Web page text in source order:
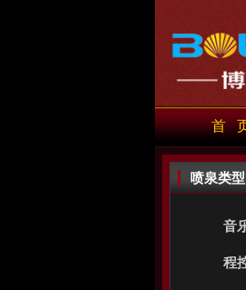
首
喷泉类型
音
程